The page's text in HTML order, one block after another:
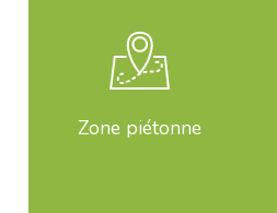
Zone piétonne